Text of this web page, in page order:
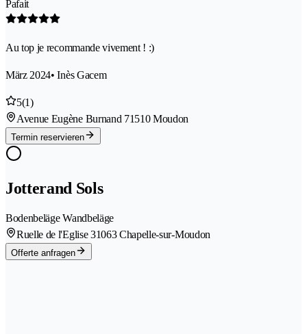
Pafait
Au top je recommande vivement ! :)
März 2024• Inès Gacem
5(1)
Avenue Eugène Burnand 71510 Moudon
Termin reservieren
Jotterand Sols
Bodenbeläge Wandbeläge
Ruelle de l'Eglise 31063 Chapelle-sur-Moudon
Offerte anfragen